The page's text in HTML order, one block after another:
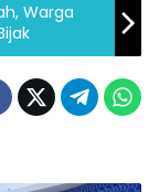
Warga